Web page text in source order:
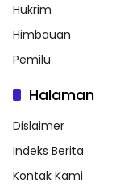
Hukrim
Himbauan
Pemilu
Halaman
Dislaimer
Indeks Berita
Kontak Kami